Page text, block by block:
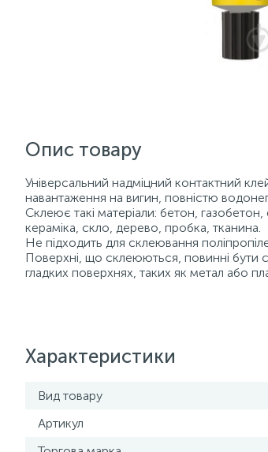
Опис товару
Універсальний надміцний контактний
навантаження на вигин, повністю
Склеює такі матеріали: бетон,
кераміка, скло, дерево, пробка, тканина.
Не підходить для склеювання
Поверхні, що склеюються, повинні бути
гладких поверхнях, таких як метал або
Характеристики
Вид товару
Артикул